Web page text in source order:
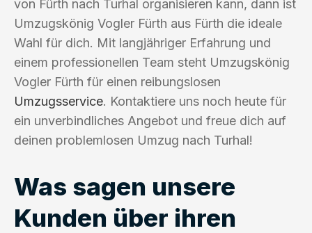
von Fürth nach Turhal organisieren kann, dann ist
Umzugskönig Vogler Fürth aus Fürth die ideale
Wahl für dich. Mit langjähriger Erfahrung und
einem professionellen Team steht Umzugskönig
Vogler Fürth für einen reibungslosen
Umzugsservice. Kontaktiere uns noch heute für
ein unverbindliches Angebot und freue dich auf
deinen problemlosen Umzug nach Turhal!
Was sagen unsere
Kunden über ihren